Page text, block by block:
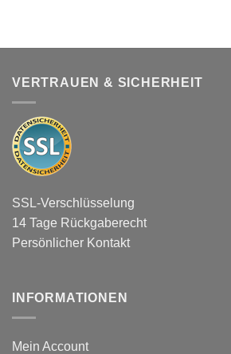
VERTRAUEN & SICHERHEIT
SSL-Verschlüsselung
14 Tage Rückgaberecht
Persönlicher Kontakt
INFORMATIONEN
Mein Account